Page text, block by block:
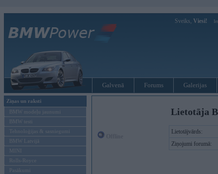
Sveiks, Viesi!
Galvenā Forums Galerijas
Ziņas un raksti
BMW modeļu jaunumi
BMW testi
Tehnoloģijas & sasniegumi
BMW Latvijā
MINI
Rolls-Royce
Pasākumi
Lietotāja
Lietotājvārds:
Ziņojumi forumā: